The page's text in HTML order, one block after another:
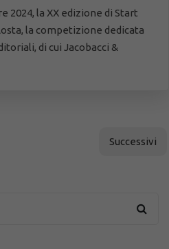
2024, la XX edizione di Start
la competizione dedicata
di cui Jacobacci &
Successivi